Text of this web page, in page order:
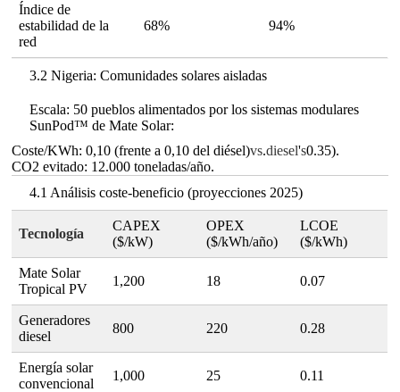
Índice de
estabilidad de la
red
68% 94%
3.2 Nigeria: Comunidades solares aisladas
Escala: 50 pueblos alimentados por los sistemas modulares
SunPod™ de Mate Solar:
Coste/KWh: 0,10 (frente a 0,10 del diésel)vs.diesel's0.35).
CO2 evitado: 12.000 toneladas/año.
4.1 Análisis coste-beneficio (proyecciones 2025)
Tecnología
CAPEX
($/kW)
OPEX
($/kWh/año)
LCOE
($/kWh)
Mate Solar
Tropical PV
1,200 18 0.07
Generadores
diesel
800 220 0.28
Energía solar
convencional
1,000 25 0.11